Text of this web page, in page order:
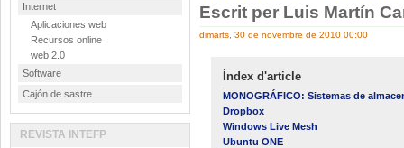
Escrit per Luis Martín
dimarts, 30 de novembre de 2010 00:00
Índex d'article
MONOGRÁFICO: Sistemas de
Dropbox
Windows Live Mesh
Ubuntu ONE
Internet
Aplicaciones web
Recursos online
web 2.0
Software
Cajón de sastre
REVISTA INTEFP